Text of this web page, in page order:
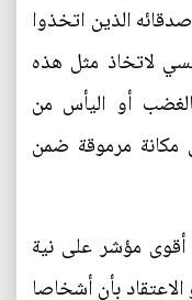
الذين اتخذوا
لاتخاذ مثل هذه
أو اليأس من
مكانة مرموقة ضمن
أقوى مؤشر على نية
بأن أشخاصا